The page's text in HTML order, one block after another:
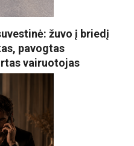
žuvo į briedį
pavogtas
vairuotojas